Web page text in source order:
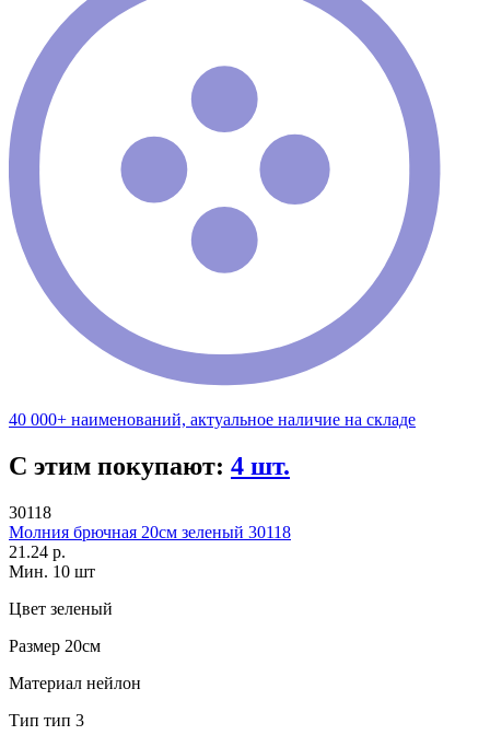
40 000+ наименований, актуальное наличие на складе
С этим покупают: 4 шт.
30118
Молния брючная 20см зеленый 30118
21.24 р.
Мин. 10 шт
Цвет зеленый
Размер 20см
Материал нейлон
Тип тип 3